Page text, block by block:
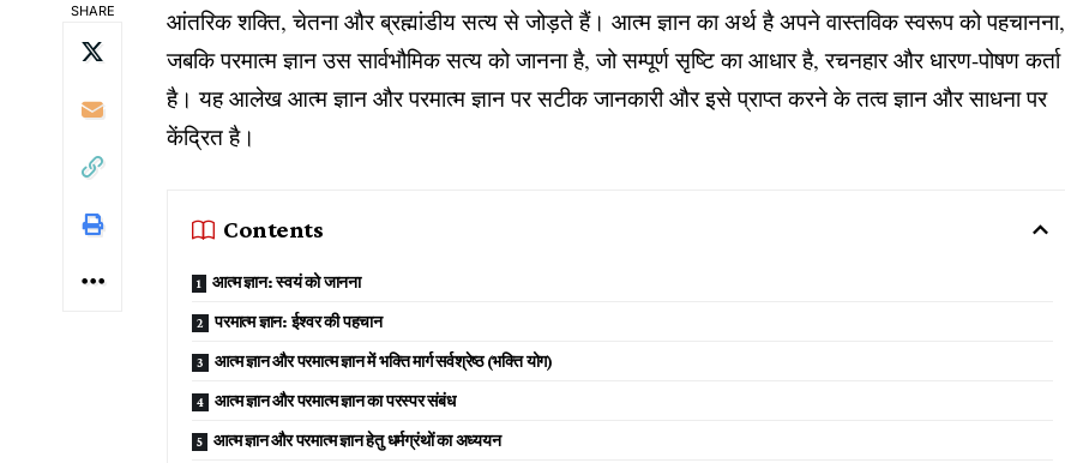
SHARE
आंतरिक शक्ति, चेतना और ब्रह्मांडीय सत्य से जोड़ते हैं। आत्म ज्ञान का अर्थ है अपने वास्तविक स्वरूप को पहचानना,
जबकि परमात्म ज्ञान उस सार्वभौमिक सत्य को जानना है, जो सम्पूर्ण सृष्टि का आधार है, रचनहार और धारण-पोषण कर्ता
है। यह आलेख आत्म ज्ञान और परमात्म ज्ञान पर सटीक जानकारी और इसे प्राप्त करने के तत्व ज्ञान और साधना पर
केंद्रित है।
Contents
आत्म ज्ञान: स्वयं को जानना
परमात्म ज्ञान: ईश्वर की पहचान
आत्म ज्ञान और परमात्म ज्ञान में भक्ति मार्ग सर्वश्रेष्ठ (भक्ति योग)
आत्म ज्ञान और परमात्म ज्ञान का परस्पर संबंध
आत्म ज्ञान और परमात्म ज्ञान हेतु धर्मग्रंथों का अध्ययन